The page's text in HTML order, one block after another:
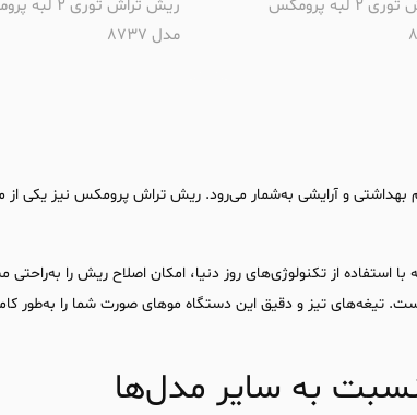
ریش تراش توری 2 لبه پرومکس
ریش تراش توری 2
مدل 8737
بهداشتی و آرایشی به‌شمار می‌رود. ریش تراش پرومکس نیز یکی
استفاده از تکنولوژی‌های روز دنیا، امکان اصلاح ریش را
است. تیغه‌های تیز و دقیق این دستگاه موهای صورت شما را
به سایر مدل‌ها